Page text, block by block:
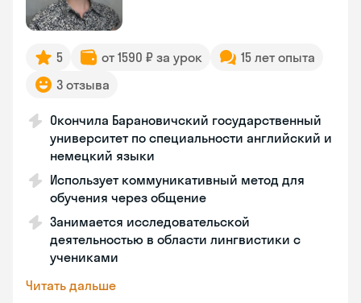
5 от 1590 ₽ за урок
15 лет опыта
3 отзыва
Окончила Барановичский государственный
университет по специальности английский и
немецкий языки
Использует коммуникативный метод для
обучения через общение
Занимается исследовательской
деятельностью в области лингвистики с
учениками
Читать дальше